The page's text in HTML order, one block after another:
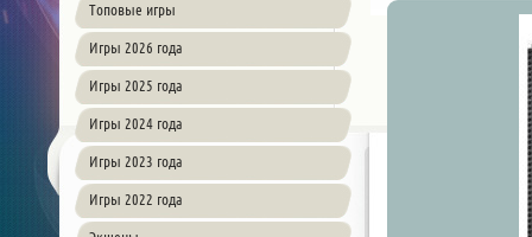
Топовые игры
Игры 2026 года
Игры 2025 года
Игры 2024 года
Игры 2023 года
Игры 2022 года